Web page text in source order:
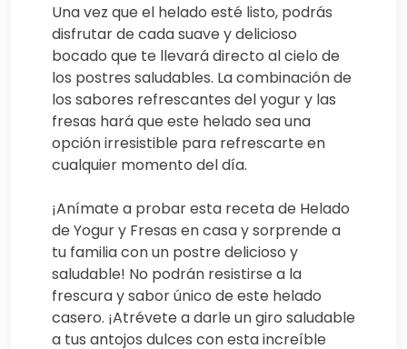
Una vez que el helado esté listo, podrás
disfrutar de cada suave y delicioso
bocado que te llevará directo al cielo de
los postres saludables. La combinación de
los sabores refrescantes del yogur y las
fresas hará que este helado sea una
opción irresistible para refrescarte en
cualquier momento del día.
¡Anímate a probar esta receta de Helado
de Yogur y Fresas en casa y sorprende a
tu familia con un postre delicioso y
saludable! No podrán resistirse a la
frescura y sabor único de este helado
casero. ¡Atrévete a darle un giro saludable
a tus antojos dulces con esta increíble